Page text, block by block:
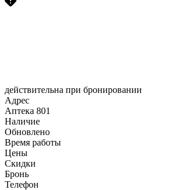
действительна при бронировании
Адрес
Аптека 801
Наличие
Обновлено
Время работы
Цены
Скидки
Бронь
Телефон